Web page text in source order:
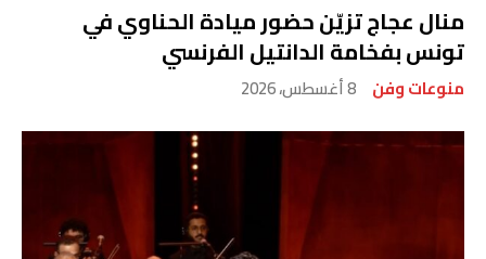
منال عجاج تزيّن حضور ميادة الحناوي في
تونس بفخامة الدانتيل الفرنسي
منوعات وفن 8 أغسطس، 2026